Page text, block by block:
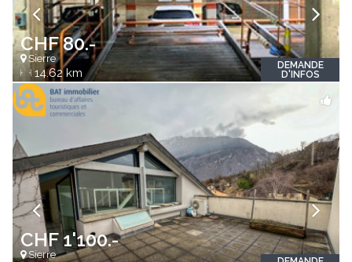
CHF 80.-
Sierre
14.62 km
DEMANDE
D'INFOS
CHF 1'100.-
Sierre